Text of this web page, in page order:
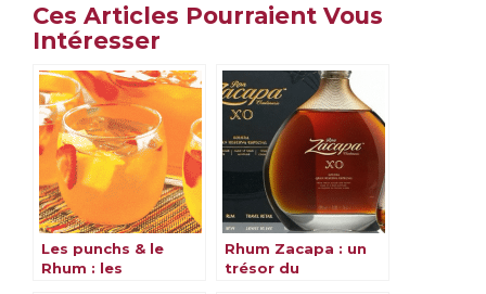
Ces Articles Pourraient Vous
Intéresser
Les punchs & le
Rhum : les
Rhum Zacapa : un
trésor du